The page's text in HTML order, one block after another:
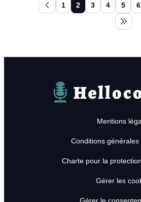
Aller à la page précédente
1 2 3 4 5 6
Aller
Hellocoton
Mentions
Conditions générales
Charte pour la
Gérer les